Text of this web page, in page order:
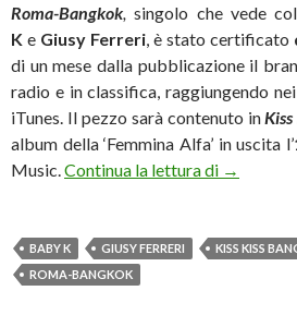
Roma-Bangkok ,singolo che vede
K e Giusy Ferreri , è stato certificato
di un mese dalla pubblicazione il
radio e in classifica, raggiungendo
iTunes. Il pezzo sarà contenuto in
album della ‘Femmina Alfa’ in uscita l’
Music. Continua la lettura di Disco
→
BABY K GIUSY FERRERI
KISS KISS
ROMA-BANGKOK